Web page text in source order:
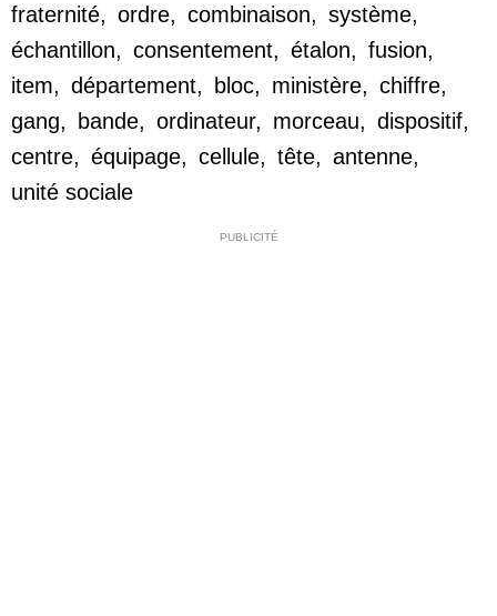
fraternité, ordre, combinaison, système,
échantillon, consentement, étalon, fusion,
item, département, bloc, ministère, chiffre,
gang, bande, ordinateur, morceau, dispositif,
centre, équipage, cellule, tête, antenne,
unité sociale
PUBLICITÉ